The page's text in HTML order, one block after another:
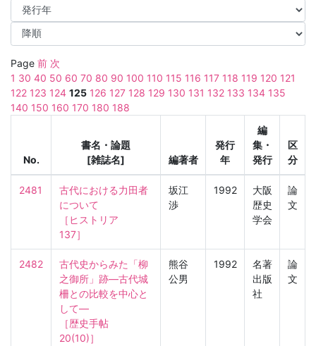
Page 前 次
1 30 40 50 60 70 80 90 100 110 115 116 117 118 119 120 121
122 123 124 125 126 127 128 129 130 131 132 133 134 135
140 150 160 170 180 188
No.
書名・論題
[雑誌名]
編著者
発行
年
編
集・
発行
区
分
2481
古代における力田者
について
［ヒストリア
137］
坂江
渉
1992
大阪
歴史
学会
論
文
2482
古代史からみた「柳
之御所」跡—古代城
柵との比較を中心と
して—
［歴史手帖
20(10)］
熊谷
公男
1992
名著
出版
社
論
文